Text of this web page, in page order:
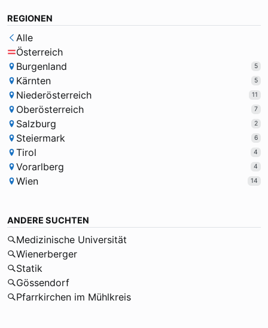
REGIONEN
Alle
Österreich
Burgenland
5
Kärnten 5
Niederösterreich 11
Oberösterreich 7
Salzburg 2
Steiermark 6
Tirol 4
Vorarlberg 4
Wien 14
ANDERE SUCHTEN
Medizinische Universität
Wienerberger
Statik
Gössendorf
Pfarrkirchen im Mühlkreis